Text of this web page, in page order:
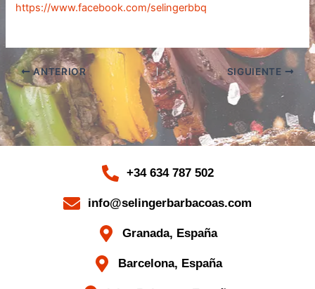
https://www.facebook.com/selingerbbq
ANTERIOR SIGUIENTE
+34 634 787 502
info@selingerbarbacoas.com
Granada, España
Barcelona, España